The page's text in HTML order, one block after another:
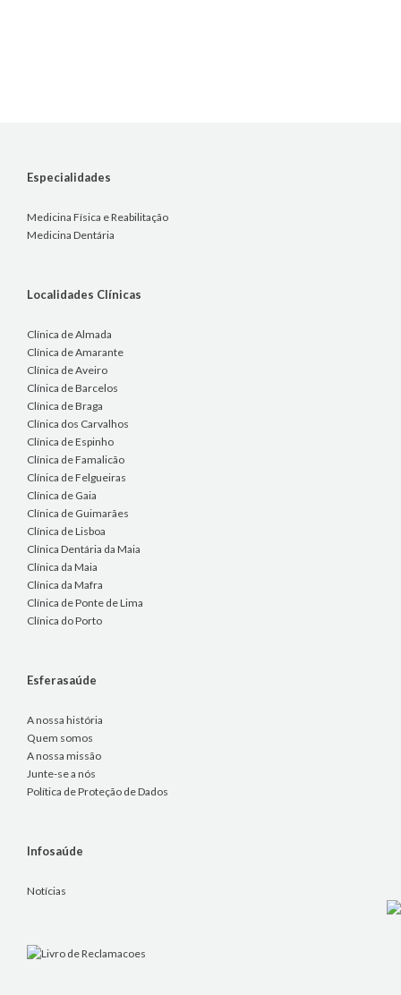
Especialidades
Medicina Física e Reabilitação
Medicina Dentária
Localidades Clínicas
Clínica de Almada
Clínica de Amarante
Clínica de Aveiro
Clínica de Barcelos
Clínica de Braga
Clínica dos Carvalhos
Clínica de Espinho
Clínica de Famalicão
Clínica de Felgueiras
Clínica de Gaia
Clínica de Guimarães
Clínica de Lisboa
Clínica Dentária da Maia
Clínica da Maia
Clínica da Mafra
Clínica de Ponte de Lima
Clínica do Porto
Esferasaúde
A nossa história
Quem somos
A nossa missão
Junte-se a nós
Política de Proteção de Dados
Infosaúde
Notícias